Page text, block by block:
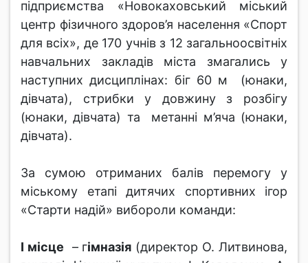
підприємства «Новокаховський міський
центр фізичного здоров’я населення «Спорт
для всіх», де 170 учнів з 12 загальноосвітніх
навчальних закладів міста змагались у
наступних дисциплінах: біг 60 м (юнаки,
дівчата), стрибки у довжину з розбігу
(юнаки, дівчата) та метанні м’яча (юнаки,
дівчата).
За сумою отриманих балів перемогу у
міському етапі дитячих спортивних ігор
«Старти надій» вибороли команди:
І місце – гімназія (директор О. Литвинова,